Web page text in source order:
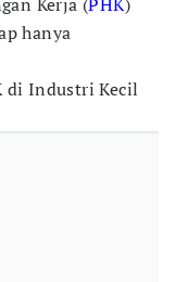
hanya
di Industri Kecil